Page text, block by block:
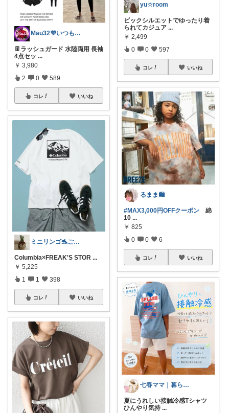
Mau32💜いつも有難うございます😊
👖ラッシュガード 水陸両用 長袖
4点セッ ...
￥ 3,980
2 0 589
コレ いいね
ミニリンゴ🐬ご縁に感謝🌻ありがとう
Columbia×FREAK'S STOR ...
￥ 5,225
1 1 398
コレ いいね
yu☆room
ビックシルエットでゆったり着
られてカジュア ...
￥ 2,499
0 0 597
コレ いいね
るまま🛍️
#MAX3,000円OFFクーポン 綿
10 ...
￥ 825
0 0 6
コレ いいね
七春ママ｜暮らしとキャンプ
夏にうれしい接触冷感Tシャツ
ひんやり気持 ...